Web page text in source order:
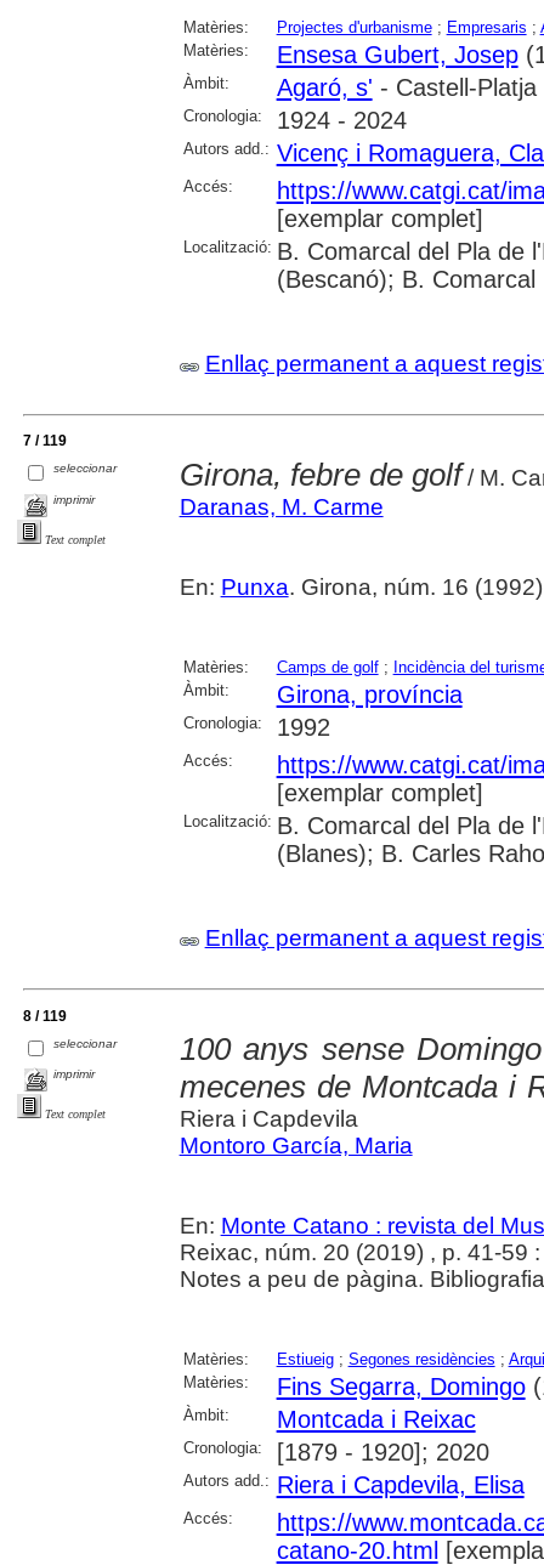
Matèries: Projectes d'urbanisme; Empresaris ;
Matèries:
Ensesa Gubert, Josep
Àmbit: Agaró, s' - Castell-Platja
Cronologia: 1924 - 2024
Autors add.: Vicenç i Romaguera,
Accés:
https://www.catgi.cat/
[exemplar complet]
Localització: B. Comarcal del Pla de
(Bescanó); B.
Enllaç permanent a aquest
7 / 119
seleccionar
imprimir
Text complet
Girona, febre de golf/ M.
Daranas, M. Carme
En: Punxa. Girona, núm. 16
Matèries: Camps de golf; Incidència del
Àmbit:
Girona, província
Cronologia: 1992
Accés:
https://www.catgi.cat/
[exemplar complet]
Localització: B. Comarcal del Pla de
(Blanes); B. Carles
Enllaç permanent a aquest
8 / 119
seleccionar
imprimir
Text complet
100 anys sense
mecenes de Montcada i
Riera i Capdevila
Montoro García, Maria
En: Monte Catano : revista del
Reixac, núm. 20 (2019) , p. 41-59 :
Notes a peu de pàgina.
Matèries: Estiueig; Segones residències ;
Matèries:
Fins Segarra, Domingo
Àmbit: Montcada i Reixac
Cronologia: [1879 - 1920]; 2020
Autors add.: Riera i Capdevila, Elisa
Accés:
https://
catano-20.html